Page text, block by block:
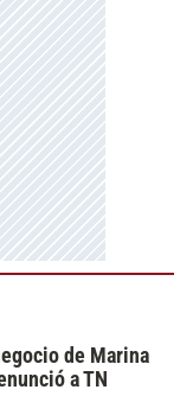
de Marina
a TN